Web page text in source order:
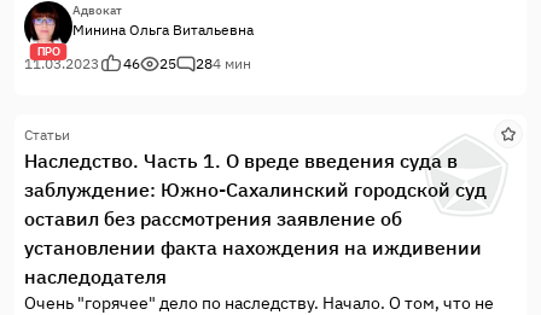
сиделка хотела получить наследство.
ПРО
Адвокат
Минина Ольга Витальевна
11.03.2023
46 25 284 мин
Статьи
Наследство. Часть 1. О вреде введения суда в
заблуждение: Южно-Сахалинский городской суд
оставил без рассмотрения заявление об
установлении факта нахождения на иждивении
наследодателя
Очень "горячее" дело по наследству. Начало. О том, что не